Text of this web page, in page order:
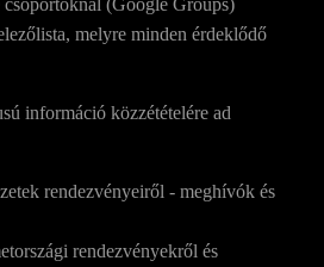
(Google Groups)
melyre minden érdeklődő
információ közzétételére ad
rendezvényeiről - meghívók és
rendezvényekről és